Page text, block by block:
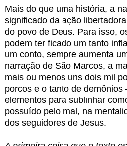
Mais do que uma história, a
significado da ação
do povo de Deus. Para isso,
podem ter ficado um tanto
um conto, sempre aumenta
narração de São Marcos, a
mais ou menos uns dois mil
porcos e o tanto de demônios
elementos para sublinhar
possuído pelo mal, na
dos seguidores de Jesus.